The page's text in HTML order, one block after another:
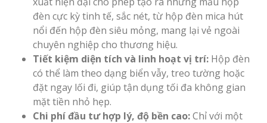
đèn cực kỳ tinh tế, sắc nét, từ hộp đèn mica hút
nổi đến hộp đèn siêu mỏng, mang lại vẻ ngoài
chuyên nghiệp cho thương hiệu.
Tiết kiệm diện tích và linh hoạt vị trí: Hộp đèn
có thể làm theo dạng biển vẫy, treo tường hoặc
đặt ngay lối đi, giúp tận dụng tối đa không gian
mặt tiền nhỏ hẹp.
Chi phí đầu tư hợp lý, độ bền cao:Chỉ với một